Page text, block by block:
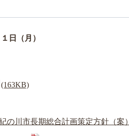
日（月）
(163KB)
の川市長期総合計画策定方針（案）